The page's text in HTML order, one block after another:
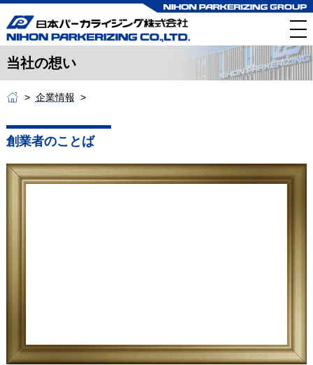
当社の想い
企業情報
創業者のことば